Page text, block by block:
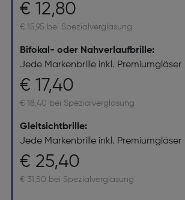
€ 12,80
€ 15,95 bei Spezialverglasung
Bifokal- oder Nahverlaufbrille:
Jede Markenbrille inkl. Premiumgläser
€ 17,40
€ 18,40 bei Spezialverglasung
Gleitsichtbrille:
Jede Markenbrille inkl. Premiumgläser
€ 25,40
€ 31,50 bei Spezialverglasung